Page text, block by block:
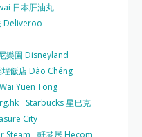
日本肝油丸
Deliveroo
樂園 Disneyland
埕飯店 Dào Chéng
Yuen Tong
Starbucks 星巴克
City
Steam 軒琴居 Hecom